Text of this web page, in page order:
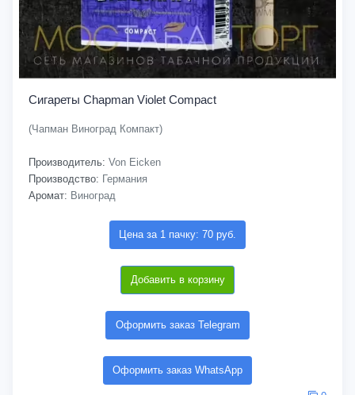
Сигареты Chapman Violet Compact
(Чапман Виноград Компакт)
Производитель: Von Eicken
Производство: Германия
Аромат: Виноград
Цена за 1 пачку: 70 руб.
Добавить в корзину
Оформить заказ Telegram
Оформить заказ WhatsApp